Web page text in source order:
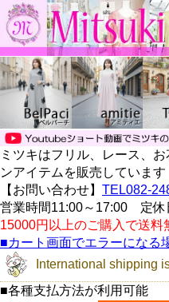
ミツキはフリル、レース、
ンアイテムを販売しています
【お問い合わせ】 TEL082-
営業時間11:00～17:00 定休
15000円以上のご購入で送料
■カート画面でエラーになる
International shipping
■各種支払方法が利用可能